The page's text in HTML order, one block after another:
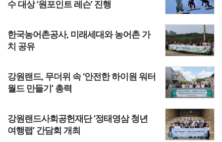
수 대상 ‘원포인트 레슨’ 진행
한국농어촌공사, 미래세대와 농어촌 가
치 공유
강원랜드, 무더위 속 ‘안전한 하이원 워터
월드 만들기’ 총력
강원랜드사회공헌재단 ‘정태영삼 청년
여행랩’ 간담회 개최